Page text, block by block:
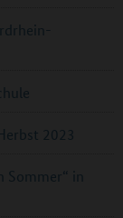
2023
Sommer“ in